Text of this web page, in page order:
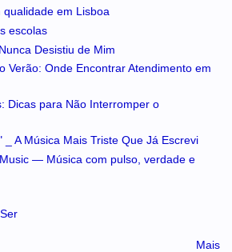
em Lisboa
escolas
Desistiu de Mim
Verão: Onde Encontrar Atendimento em
Dicas para Não Interromper o
_ A Música Mais Triste Que Já Escrevi
— Música com pulso, verdade e
Mais